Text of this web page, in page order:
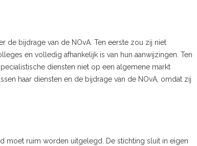
de bijdrage van de NOvA. Ten eerste zou zij niet
en volledig afhankelijk is van hun aanwijzingen. Ten
diensten niet op een algemene markt
haar diensten en de bijdrage van de NOvA, omdat zij
moet ruim worden uitgelegd. De stichting sluit in eigen